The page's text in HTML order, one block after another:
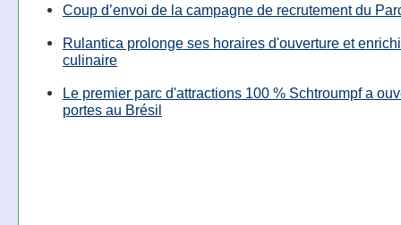
Coup d’envoi de la campagne de recrutement du
Rulantica prolonge ses horaires d'ouverture et
culinaire
Le premier parc d'attractions 100 % Schtroumpf a
portes au Brésil